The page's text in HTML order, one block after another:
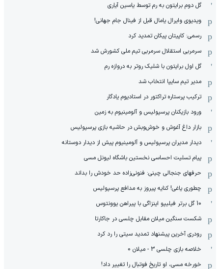
گل دوم برایتون به رم توسط یاسین آیاری
ویدیوی وایرال یامال قبل از فینال جام جهانی!
رسمی: کاپیتان پیکان تمدید کرد
سرمربی استقلال سرمربی تیم ملی کشورش شد
گل اول برایتون با شلیک روتر به دروازه رم
مدیر تیم سایپا انتخاب شد
ترکیب پرستاره تراکتور در استادیوم یادگار
ورود بازیکنان پرسپولیس و آلومینیوم به زمین
بازار داغ آغوش و خوش‌و‌بش در حاشیه بازی پرسپولیس
دیدار مدیران پرسپولیس و آلومینیوم پیش از دیدار دوستانه
پیام تسلیت احساسی نخستین باشگاه لیونل مسی
حرفهای جنجالی چینی: فنونی‌زاده حد خودش را بداند
چطوری یاغی! کنایه پیروز به مدافع پرسپولیس
10 گل برتر فیلیپو اینزاگی با پیراهن یوونتوس
شکست سنگین میلان مقابل چلسی در جاکارتا
رودری آخرین پیشنهاد تمدید سیتی را رد کرد
خلاصه بازی چلسی 3 - میلان 0
خورخه مسی، او تاریخ فوتبال را تغییر داد!